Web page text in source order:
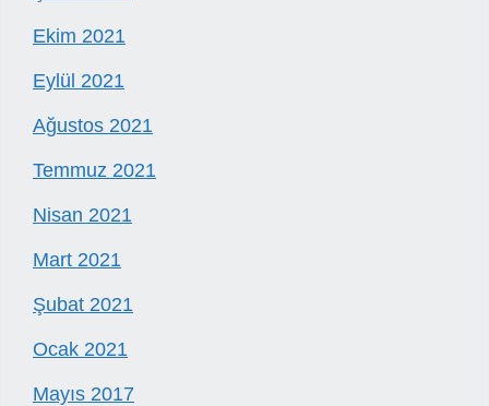
Ekim 2021
Eylül 2021
Ağustos 2021
Temmuz 2021
Nisan 2021
Mart 2021
Şubat 2021
Ocak 2021
Mayıs 2017